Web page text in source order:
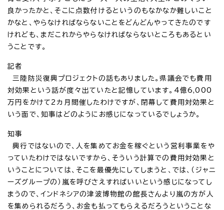
良かったかと、そこに点数付けるというのもなかなか難しいこと
かなと、やらなければならないことをどんどんやってきたのです
けれども、まだこれからやらなければならないところもあるとい
うことです。
記者
三陸防災復興プロジェクトの話もありました。県議会でも費用
対効果という話が度々出ていたと記憶しています。4億6,000
万円をかけて2カ月間催したわけですが、閉幕して費用対効果と
いう面で、知事はどのようにお感じになっているでしょうか。
知事
興行ではないので、人を集めてお金を稼ぐという営利事業をや
っていたわけではないですから、そういう計算での費用対効果と
いうことについては、そこを最優先にしてしまうと、では、（ジャニ
ーズグループの）嵐を呼びさえすればいいという感じになってし
まうので、インドネシアの津波博物館の館長さんより嵐の方が人
を集められるだろう、お金も払ってもらえるだろうということな